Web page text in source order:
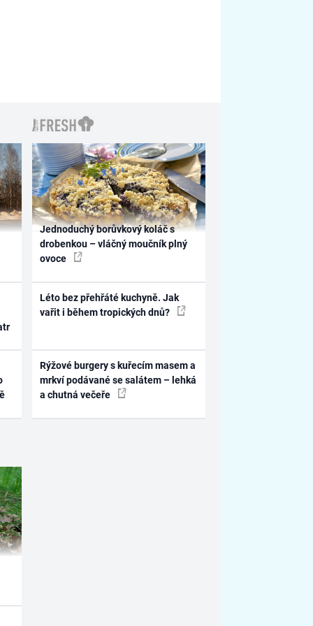
Jednoduchý borůvkový koláč s
drobenkou – vláčný moučník plný
ovoce
Léto bez přehřáté kuchyně. Jak
vařit i během tropických dnů?
Rýžové burgery s kuřecím masem a
mrkví podávané se salátem – lehká
a chutná večeře